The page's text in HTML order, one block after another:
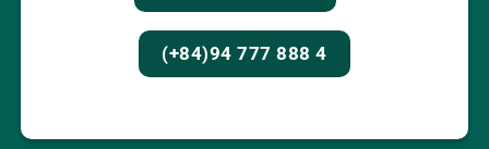
(+84)94 777 888 4